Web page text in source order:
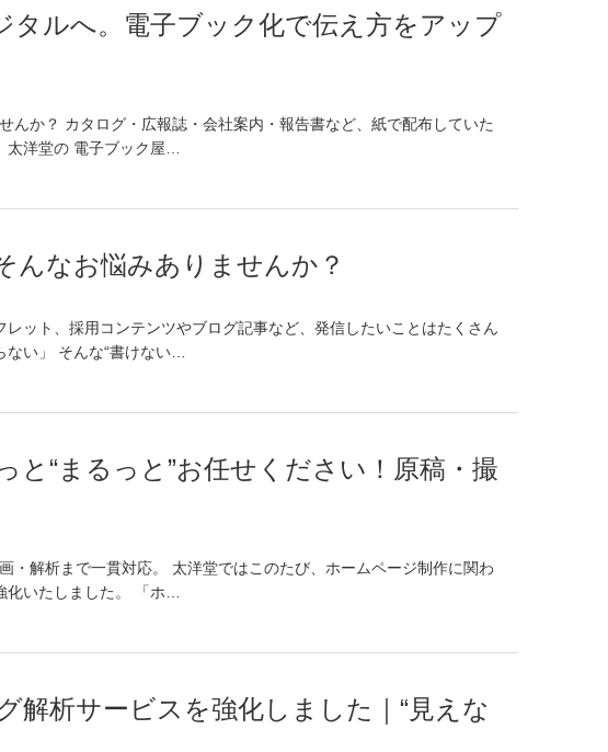
タルへ。電子ブック化で伝え方をアップ
んか？ カタログ・広報誌・会社案内・報告書など、紙で配布していた
洋堂の 電子ブック屋…
んなお悩みありませんか？
ット、採用コンテンツやブログ記事など、発信したいことはたくさん
い」 そんな“書けない…
と“まるっと”お任せください！原稿・撮
・解析まで一貫対応。 太洋堂ではこのたび、ホームページ制作に関わ
いたしました。 「ホ…
解析サービスを強化しました｜“見えな